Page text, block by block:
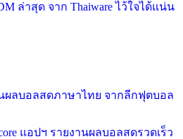
ล่าสุด จาก Thaiware ไว้ใจได้แน่น
นผลบอลสดภาษาไทย จากลีกฟุตบอล
แอปฯ รายงานผลบอลสดรวดเร็ว